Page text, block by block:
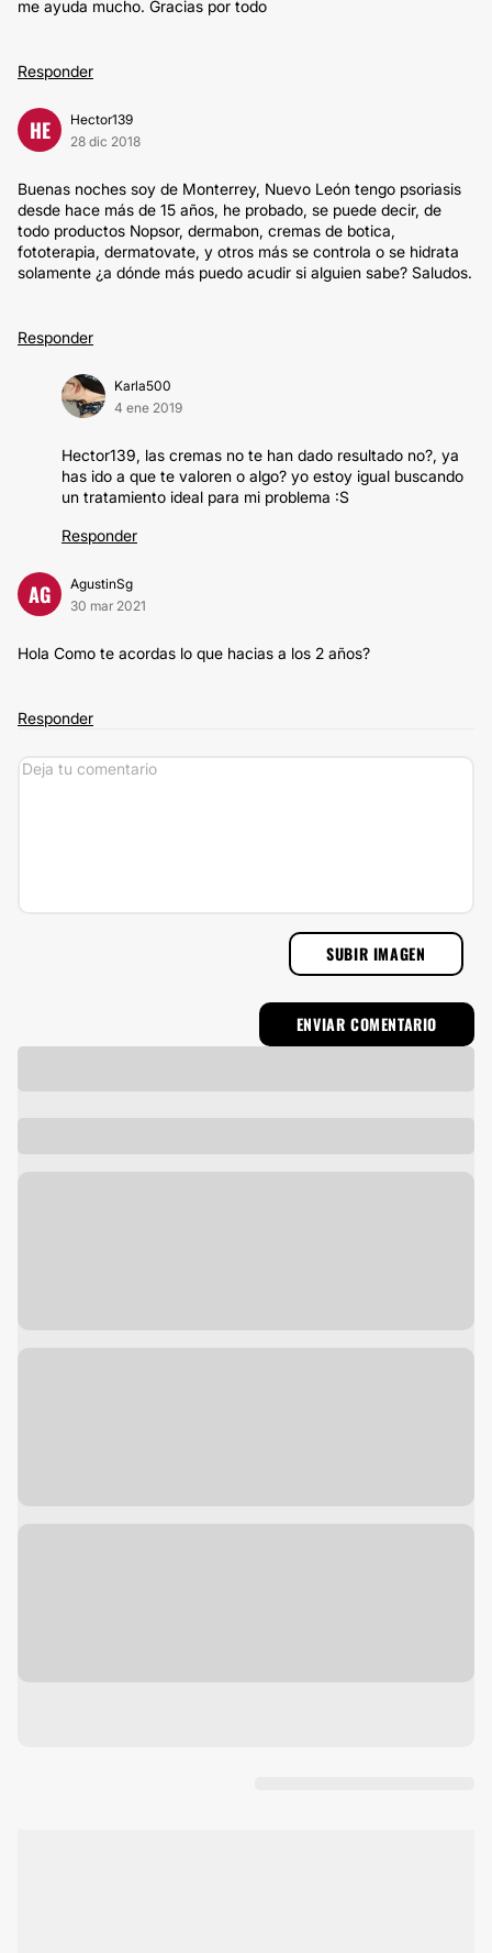
me ayuda mucho. Gracias por todo
Responder
HE
Hector139
28 dic 2018
Buenas noches soy de Monterrey, Nuevo León tengo psoriasis
desde hace más de 15 años, he probado, se puede decir, de
todo productos Nopsor, dermabon, cremas de botica,
fototerapia, dermatovate, y otros más se controla o se hidrata
solamente ¿a dónde más puedo acudir si alguien sabe? Saludos.
Responder
Karla500
4 ene 2019
Hector139, las cremas no te han dado resultado no?, ya
has ido a que te valoren o algo? yo estoy igual buscando
un tratamiento ideal para mi problema :S
Responder
AG
AgustinSg
30 mar 2021
Hola Como te acordas lo que hacias a los 2 años?
Responder
SUBIR IMAGEN